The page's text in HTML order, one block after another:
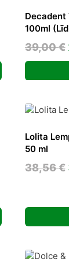
Decadent
100ml
39,00€
Lolita
50 ml
38,56€